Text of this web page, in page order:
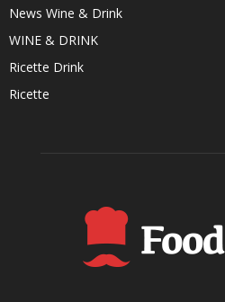
News Wine & Drink
WINE & DRINK
Ricette Drink
Ricette